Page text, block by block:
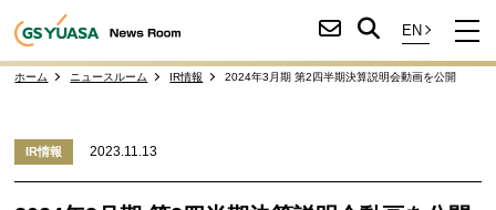
ホーム ニュースルーム IR情報 2024年3月期 第2四半期決算説明会動画を公開
IR情報 2023.11.13